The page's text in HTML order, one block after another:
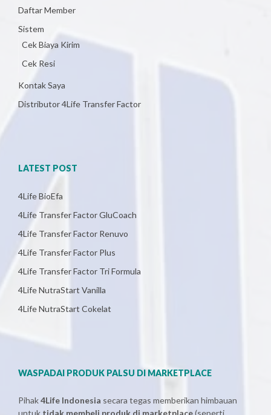
Daftar Member
Sistem
Cek Biaya Kirim
Cek Resi
Kontak Saya
Distributor 4Life Transfer Factor
LATEST POST
4Life BioEfa
4Life Transfer Factor GluCoach
4Life Transfer Factor Renuvo
4Life Transfer Factor Plus
4Life Transfer Factor Tri Formula
4Life NutraStart Vanilla
4Life NutraStart Cokelat
WASPADAI PRODUK PALSU DI MARKETPLACE
Pihak4Life Indonesia secara tegas memberikan himbauan
untuk tidak membeli produk di marketplace(seperti